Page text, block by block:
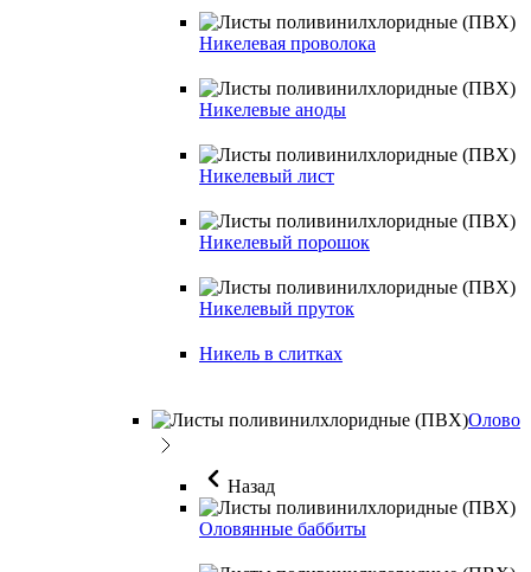
Никелевая проволока
Никелевые аноды
Никелевый лист
Никелевый порошок
Никелевый пруток
Никель в слитках
Олово
Назад
Оловянные баббиты